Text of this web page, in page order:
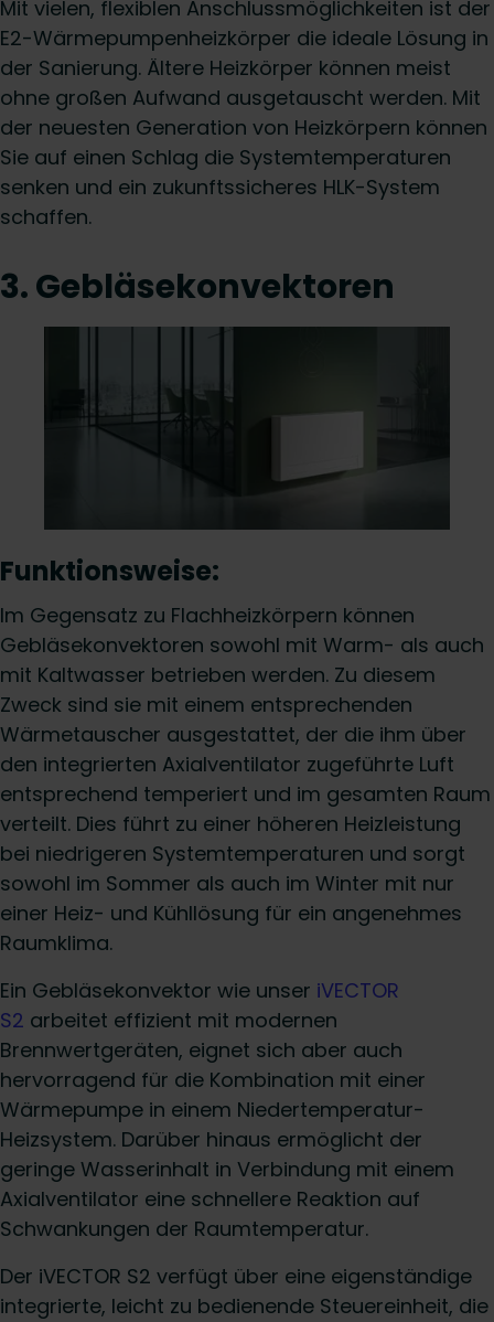
Mit vielen, flexiblen Anschlussmöglichkeiten ist der
E2-Wärmepumpenheizkörper die ideale Lösung in
der Sanierung. Ältere Heizkörper können meist
ohne großen Aufwand ausgetauscht werden. Mit
der neuesten Generation von Heizkörpern können
Sie auf einen Schlag die Systemtemperaturen
senken und ein zukunftssicheres HLK-System
schaffen.
3. Gebläsekonvektoren
Funktionsweise:
Im Gegensatz zu Flachheizkörpern können
Gebläsekonvektoren sowohl mit Warm- als auch
mit Kaltwasser betrieben werden. Zu diesem
Zweck sind sie mit einem entsprechenden
Wärmetauscher ausgestattet, der die ihm über
den integrierten Axialventilator zugeführte Luft
entsprechend temperiert und im gesamten Raum
verteilt. Dies führt zu einer höheren Heizleistung
bei niedrigeren Systemtemperaturen und sorgt
sowohl im Sommer als auch im Winter mit nur
einer Heiz- und Kühllösung für ein angenehmes
Raumklima.
Ein Gebläsekonvektor wie unser iVECTOR
S2 arbeitet effizient mit modernen
Brennwertgeräten, eignet sich aber auch
hervorragend für die Kombination mit einer
Wärmepumpe in einem Niedertemperatur-
Heizsystem. Darüber hinaus ermöglicht der
geringe Wasserinhalt in Verbindung mit einem
Axialventilator eine schnellere Reaktion auf
Schwankungen der Raumtemperatur.
Der iVECTOR S2 verfügt über eine eigenständige
integrierte, leicht zu bedienende Steuereinheit, die